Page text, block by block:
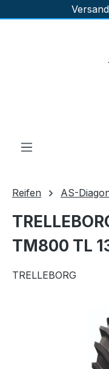
Zum Hauptinhalt
Reifen AS-
TM800 TL
TRELLEBORG
Bildergalerie